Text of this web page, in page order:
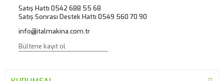
Ürün fiyatı diğer sitelerden daha pahalı.
Bu ürüne benzer farklı alternatifler olmalı.
Satış Hattı 0542 688 55 68
Satış Sonrası Destek Hattı 0549 560 70 90
info@italmakina.com.tr